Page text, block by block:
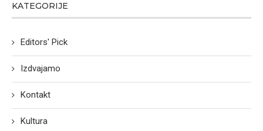
KATEGORIJE
Editors' Pick
Izdvajamo
Kontakt
Kultura